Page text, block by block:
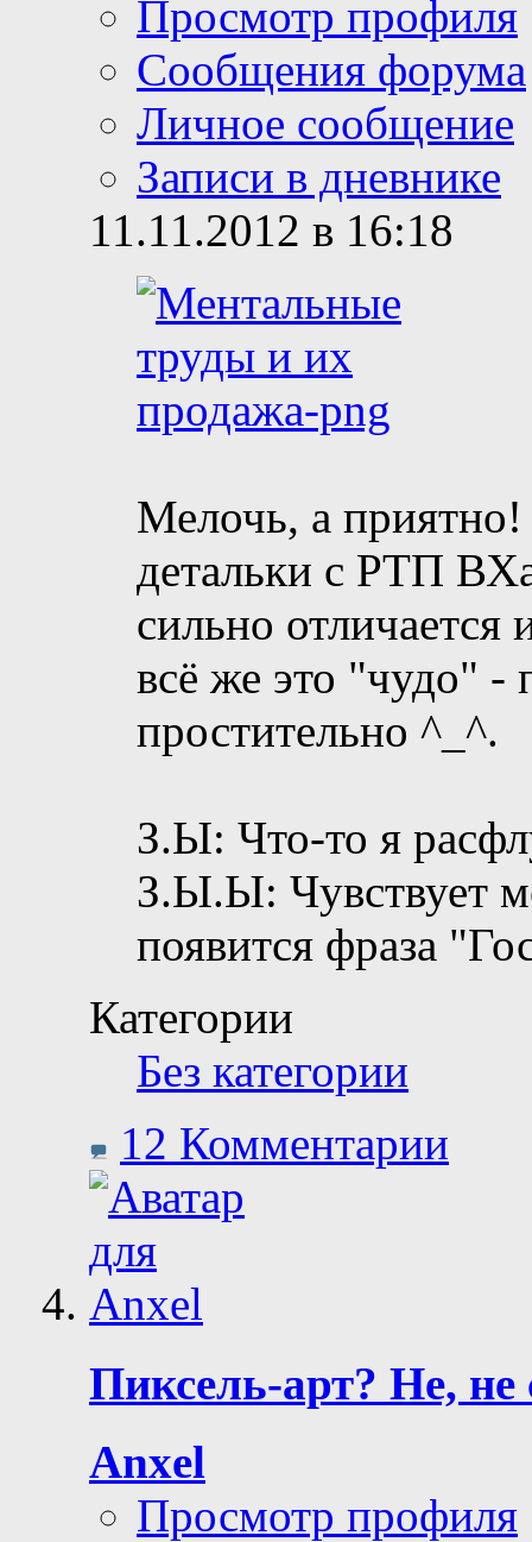
Просмотр профиля
Сообщения форума
Личное сообщение
Записи в дневнике
11.11.2012 в 16:18
Мелочь, а
детальки с РТП
сильно отличается
всё же это "чудо" -
простительно ^_^.
З.Ы: Что-то я
З.Ы.Ы: Чувствует
появится фраза
Категории
Без категории
12 Комментарии
Пиксель-арт? Не,
Anxel
Просмотр профиля